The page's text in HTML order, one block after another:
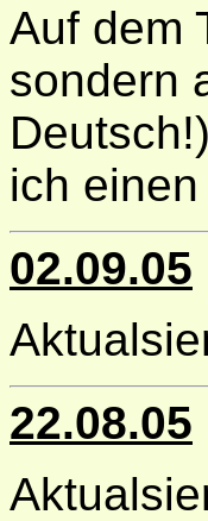
Auf dem
sondern
ich
02.09.05
22.08.05